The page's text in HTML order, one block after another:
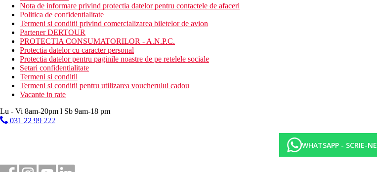
Nota de informare privind protectia datelor pentru contactele de afaceri
Politica de confidentialitate
Termeni si conditii privind comercializarea biletelor de avion
Partener DERTOUR
PROTECTIA CONSUMATORILOR - A.N.P.C.
Protectia datelor cu caracter personal
Protectia datelor pentru paginile noastre de pe retelele sociale
Setari confidentialitate
Termeni si conditii
Termeni si conditii pentru utilizarea voucherului cadou
Vacante in rate
Lu - Vi 8am-20pm l Sb 9am-18 pm
031 22 99 222
WHATSAPP - SCRIE-NE